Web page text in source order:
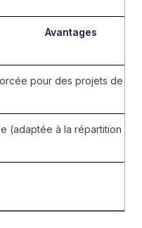
Avantages
pour des projets de
(adaptée à la répartition